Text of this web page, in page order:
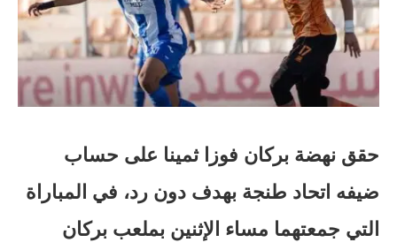
حقق نهضة بركان فوزا ثمينا على حساب
ضيفه اتحاد طنجة بهدف دون رد، في المباراة
التي جمعتهما مساء الإثنين بملعب بركان